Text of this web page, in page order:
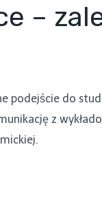
–
podejście do
z